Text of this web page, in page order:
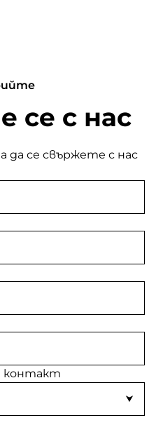
се с нас
да се свържете с нас
контакт